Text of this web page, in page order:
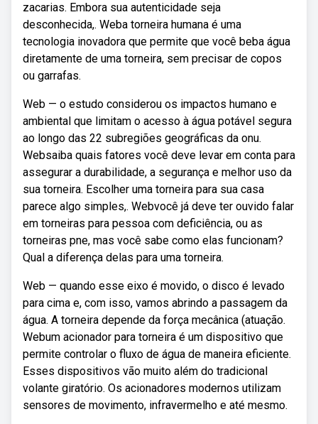
zacarias. Embora sua autenticidade seja
desconhecida,. Weba torneira humana é uma
tecnologia inovadora que permite que você beba água
diretamente de uma torneira, sem precisar de copos
ou garrafas.
Web — o estudo considerou os impactos humano e
ambiental que limitam o acesso à água potável segura
ao longo das 22 subregiões geográficas da onu.
Websaiba quais fatores você deve levar em conta para
assegurar a durabilidade, a segurança e melhor uso da
sua torneira. Escolher uma torneira para sua casa
parece algo simples,. Webvocê já deve ter ouvido falar
em torneiras para pessoa com deficiência, ou as
torneiras pne, mas você sabe como elas funcionam?
Qual a diferença delas para uma torneira.
Web — quando esse eixo é movido, o disco é levado
para cima e, com isso, vamos abrindo a passagem da
água. A torneira depende da força mecânica (atuação.
Webum acionador para torneira é um dispositivo que
permite controlar o fluxo de água de maneira eficiente.
Esses dispositivos vão muito além do tradicional
volante giratório. Os acionadores modernos utilizam
sensores de movimento, infravermelho e até mesmo.